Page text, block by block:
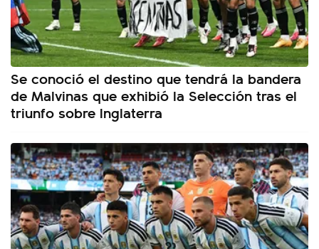
Se conoció el destino que tendrá la bandera
de Malvinas que exhibió la Selección tras el
triunfo sobre Inglaterra